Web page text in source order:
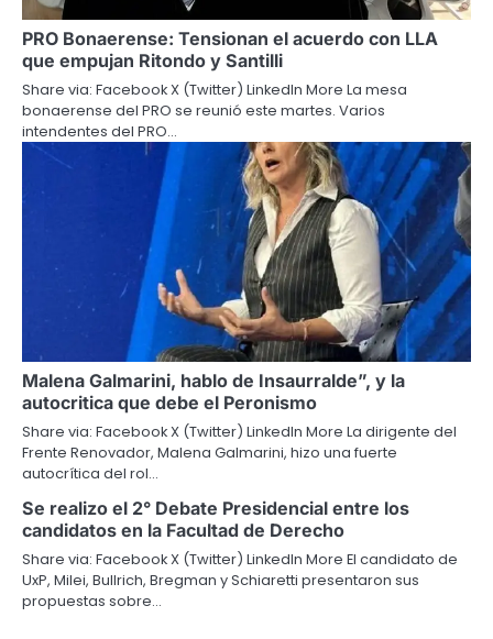
PRO Bonaerense: Tensionan el acuerdo con LLA
que empujan Ritondo y Santilli
Share via: Facebook X (Twitter) LinkedIn More La mesa
bonaerense del PRO se reunió este martes. Varios
intendentes del PRO…
Malena Galmarini, hablo de Insaurralde”, y la
autocritica que debe el Peronismo
Share via: Facebook X (Twitter) LinkedIn More La dirigente del
Frente Renovador, Malena Galmarini, hizo una fuerte
autocrítica del rol…
Se realizo el 2° Debate Presidencial entre los
candidatos en la Facultad de Derecho
Share via: Facebook X (Twitter) LinkedIn More El candidato de
UxP, Milei, Bullrich, Bregman y Schiaretti presentaron sus
propuestas sobre…